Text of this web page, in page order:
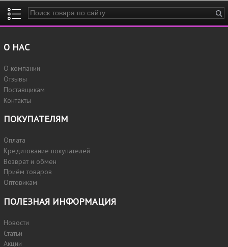
Введите ключевые слова для поиска
О НАС
О компании
Отзывы
Поставщикам
Контакты
ПОКУПАТЕЛЯМ
Оплата
Кредитование покупателей
Возврат и обмен
Приём товаров
Оптовикам
ПОЛЕЗНАЯ ИНФОРМАЦИЯ
Новости
Статьи
Акции